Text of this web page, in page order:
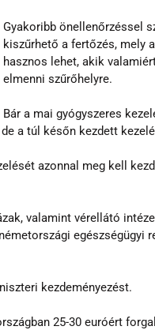
Gyakoribb önellenőrzéssel
kiszűrhető a fertőzés, mely
hasznos lehet, akik
elmenni szűrőhelyre.
Bár a mai gyógyszeres
a túl későn kezdett
azonnal meg kell
valamint vérellátó
egészségügyi
kezdeményezést.
25-30 euróért